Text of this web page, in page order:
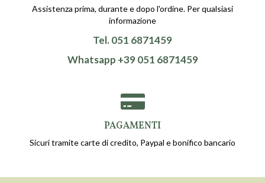
Assistenza prima, durante e dopo l'ordine. Per qualsiasi
informazione
Tel. 051 6871459
Whatsapp +39 051 6871459
PAGAMENTI
Sicuri tramite carte di credito, Paypal e bonifico bancario